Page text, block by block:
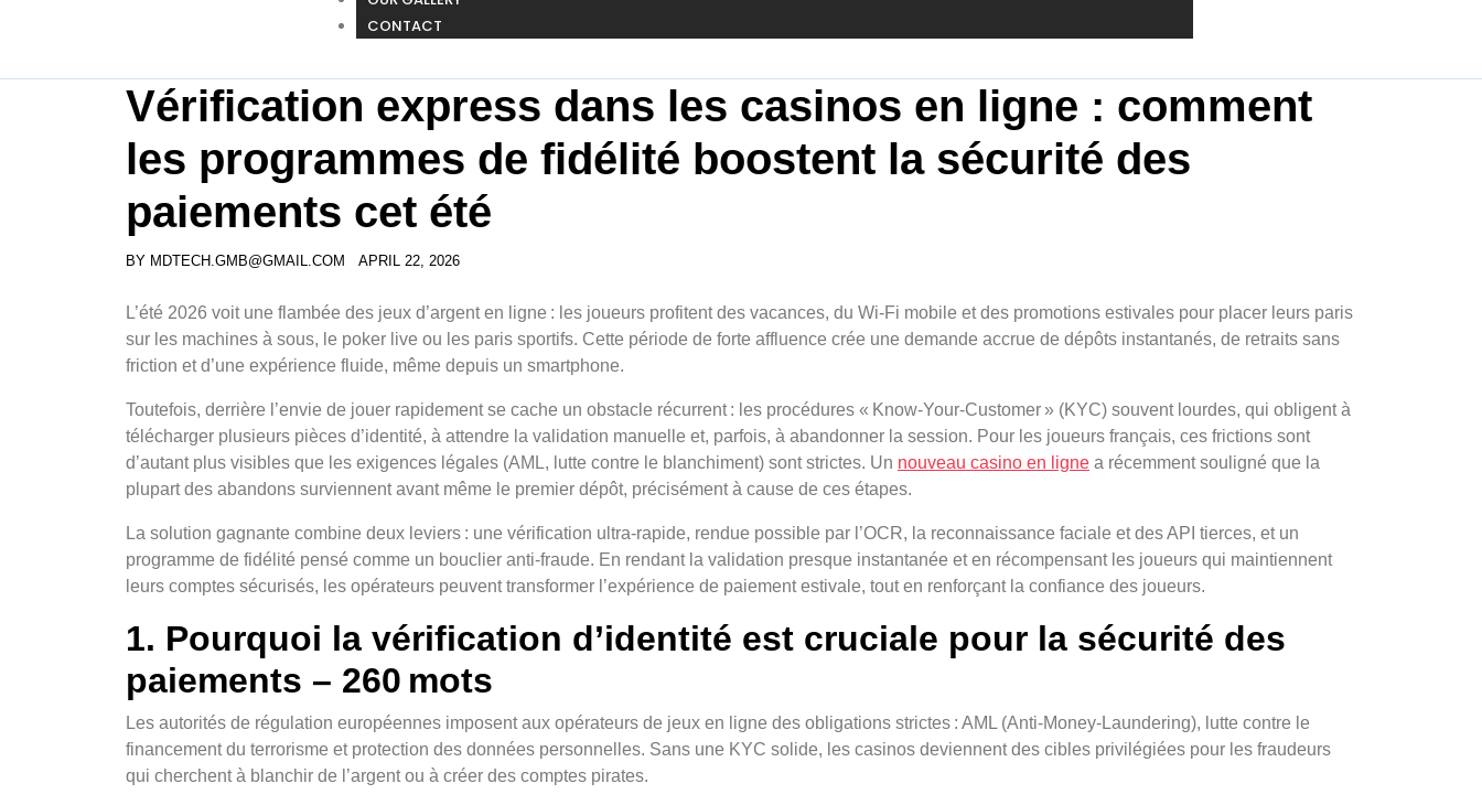
CONTACT
Vérification express dans les casinos en ligne : comment
les programmes de fidélité boostent la sécurité des
paiements cet été
BY MDTECH.GMB@GMAIL.COM APRIL 22, 2026
L’été 2026 voit une flambée des jeux d’argent en ligne : les joueurs profitent des vacances, du Wi‑Fi mobile et des promotions estivales pour placer leurs paris
sur les machines à sous, le poker live ou les paris sportifs. Cette période de forte affluence crée une demande accrue de dépôts instantanés, de retraits sans
friction et d’une expérience fluide, même depuis un smartphone.
Toutefois, derrière l’envie de jouer rapidement se cache un obstacle récurrent : les procédures « Know‑Your‑Customer » (KYC) souvent lourdes, qui obligent à
télécharger plusieurs pièces d’identité, à attendre la validation manuelle et, parfois, à abandonner la session. Pour les joueurs français, ces frictions sont
d’autant plus visibles que les exigences légales (AML, lutte contre le blanchiment) sont strictes. Un nouveau casino en ligne a récemment souligné que la
plupart des abandons surviennent avant même le premier dépôt, précisément à cause de ces étapes.
La solution gagnante combine deux leviers : une vérification ultra‑rapide, rendue possible par l’OCR, la reconnaissance faciale et des API tierces, et un
programme de fidélité pensé comme un bouclier anti‑fraude. En rendant la validation presque instantanée et en récompensant les joueurs qui maintiennent
leurs comptes sécurisés, les opérateurs peuvent transformer l’expérience de paiement estivale, tout en renforçant la confiance des joueurs.
1. Pourquoi la vérification d’identité est cruciale pour la sécurité des
paiements – 260 mots
Les autorités de régulation européennes imposent aux opérateurs de jeux en ligne des obligations strictes : AML (Anti‑Money‑Laundering), lutte contre le
financement du terrorisme et protection des données personnelles. Sans une KYC solide, les casinos deviennent des cibles privilégiées pour les fraudeurs
qui cherchent à blanchir de l’argent ou à créer des comptes pirates.